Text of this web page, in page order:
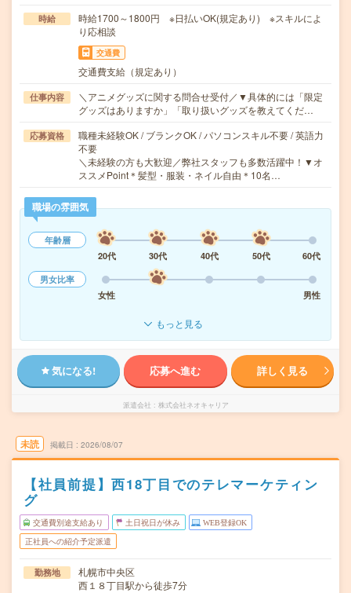
時給
時給1700～1800円 ※日払いOK(規定あり) ※スキルによ
り応相談
交通費
交通費支給（規定あり）
仕事内容
＼アニメグッズに関する問合せ受付／▼具体的には「限定
グッズはありますか」「取り扱いグッズを教えてくだ…
応募資格
職種未経験OK / ブランクOK / パソコンスキル不要 / 英語力
不要
＼未経験の方も大歓迎／弊社スタッフも多数活躍中！▼オ
ススメPoint＊髪型・服装・ネイル自由＊10名…
職場の雰囲気
年齢層
20代
30代 40代 50代
60代
男女比率
女性
男性
もっと見る
気になる! 応募へ進む 詳しく見る
派遣会社 株式会社ネオキャリア
未読 掲載日 2026/08/07
【社員前提】西18丁目でのテレマーケティン
グ
交通費別途支給あり 土日祝日が休み WEB登録OK
正社員への紹介予定派遣
勤務地
札幌市中央区
西１８丁目駅から徒歩7分